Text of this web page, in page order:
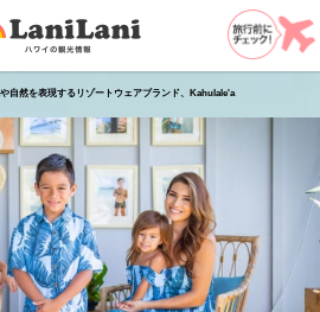
自然を表現するリゾートウェアブランド、Kahulale'a